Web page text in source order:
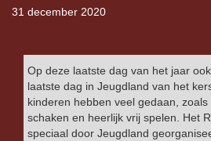
31 december 2020
Op deze laatste dag van het jaar
laatste dag in Jeugdland van het
kinderen hebben veel gedaan,
schaken en heerlijk vrij spelen. Het
speciaal door Jeugdland